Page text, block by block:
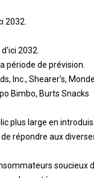
2032.
2032.
période de prévision.
Inc., Shearer's,
Bimbo, Burts Snacks
plus large en
répondre aux
soucieux